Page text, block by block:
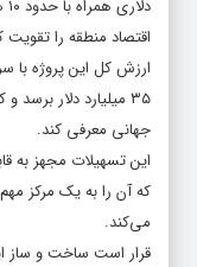
اقتصاد منطقه را تقویت
۳۵ میلیارد دلار
جهانی معرفی کند.
این تسهیلات مجهز
که آن را به یک مرکز
می‌کند.